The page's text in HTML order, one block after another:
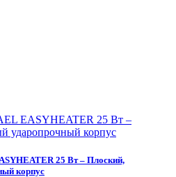
25 Вт – Плоский,
корпус